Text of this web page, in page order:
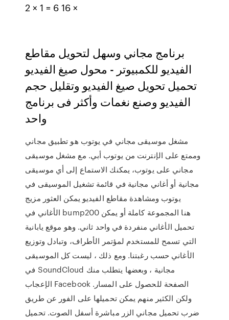
16 6 = 1 × 2 ×
برنامج مجاني وسهل لتحويل مقاطع
الفيديو للكمبيوتر - محول صيغ الفيديو
تحميل تحويل صيغ الفيديو وتقليل حجم
الفيديو وصنع نغمات وأكثر فى برنامج
واحد
مشغل موسيقى مجاني في يوتوب هو تطبيق مجاني
وممتع على الإنترنت من يوتوب أبي. مع مشغل موسيقى
مجاني على يوتوب، يمكنك الاستماع إلى أي موسيقى
مجانية أو أغاني مجانية في قائمة تشغيل الموسيقى في
يوتوب ومشاهدة مقاطع الفيديو يمكن العثور مزيج
الأغاني في bump200 هنا المجموعة كاملة أو يمكن
تحميل الأغاني منفردة في واحد ثاني. وهو موقع يابانية
التي تسمح للمستخدم لمؤتمر الأطراف، وتبادل وتوزيع
الأغاني حسب رغبتنا. ومع ذلك ، ليست كل الموسيقى
في SoundCloud مجانية ، وبعضها يتطلب منك
الإعجاب Facebook الصفحة للحصول على المسار.
ولكن الكثير منهم يمكن تحميلها على الفور عن طريق
ضرب تحميل مجاني الزر مباشرة أسفل الصوت. تحميل